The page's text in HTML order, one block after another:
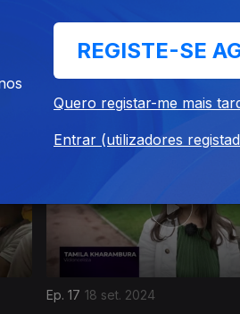
Projeto "Da Sombra ao
Ep. 17 18 set. 2024
REGISTE-SE
Quero registar-me mais
Entrar (utilizadores